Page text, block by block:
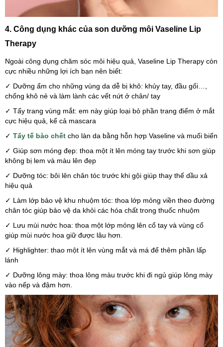
4. Công dụng khác của son dưỡng môi Vaseline Lip
Therapy
Ngoài công dụng chăm sóc môi hiệu quả, Vaseline Lip Therapy còn
cực nhiều những lợi ích bạn nên biết:
✓ Dưỡng ẩm cho những vùng da dễ bị khô: khủy tay, đầu gối…,
chống khô nẻ và làm lành các vết nứt ở chân/ tay
✓ Tẩy trang vùng mắt: em này giúp loại bỏ phần trang điểm ở mắt
cực hiệu quả, kể cả mascara
✓ Tẩy tế bào chết cho làn da bằng hỗn hợp Vaseline và muối biển
✓ Giúp sơn móng đẹp: thoa một ít lên móng tay trước khi sơn giúp
không bị lem và màu lên đẹp
✓ Dưỡng tóc: bôi lên chân tóc trước khi gội giúp thay thế dầu xả
hiệu quả
✓ Làm lớp bảo vệ khu nhuộm tóc: thoa lớp mỏng viền theo đường
chân tóc giúp bảo vệ da khỏi các hóa chất trong thuốc nhuộm
✓ Lưu mùi nước hoa: thoa một lớp mỏng lên cổ tay và vùng cổ
giúp mùi nước hoa giữ được lâu hơn.
✓ Highlighter: thao một ít lên vùng mắt và má để thêm phần lấp
lánh
✓ Dưỡng lông mày: thoa lông màu trước khi đi ngủ giúp lông mày
vào nếp và đậm hơn.